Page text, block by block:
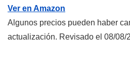
Ver en Amazon
Algunos precios pueden haber
actualización. Revisado el 08/08/